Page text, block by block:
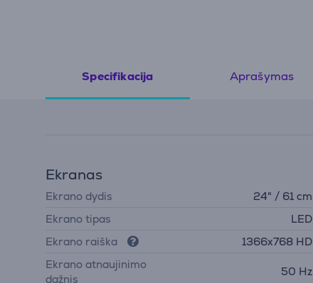
Specifikacija Aprašymas
Ekranas
Ekrano dydis
24" / 61 cm
Ekrano tipas
LED
Ekrano raiška
1366x768 HD
Ekrano atnaujinimo
dažnis
50 Hz